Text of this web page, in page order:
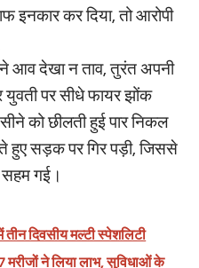
इनकार कर दिया, तो आरोपी
ने आव देखा न ताव, तुरंत अपनी
पर सीधे फायर झोंक
को छीलती हुई पार निकल
हुए सड़क पर गिर पड़ी, जिससे
सहम गई।
दिवसीय मल्टी स्पेशलिटी
मरीजों ने लिया लाभ, सुविधाओं के